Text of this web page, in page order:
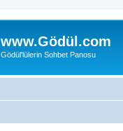
www.Gödül.com
Gödül'lülerin Sohbet Panosu